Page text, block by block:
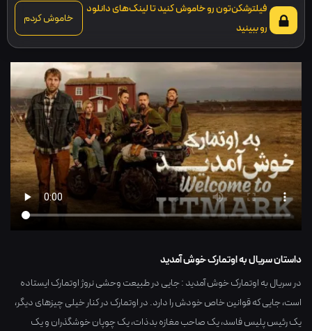
فیلترشکن‌تون رو خاموش کنید تا لینک‌های دانلود
رو ببینید
خاموش کردم
داستان سریال به اوتمارک خوش آمدید
در سریال به اوتمارک خوش آمدید : جایی در طبیعت وحشی نروژ اوتمارک ایستاده
است، جایی که قوانین خاص خودش را دارد. در اوتمارک در کنار خیلی چیزهای دیگر،
یک رئیس پلیس فاسد، یک صاحب مغازه بدذات، یک چوپان خوشگذران و یک